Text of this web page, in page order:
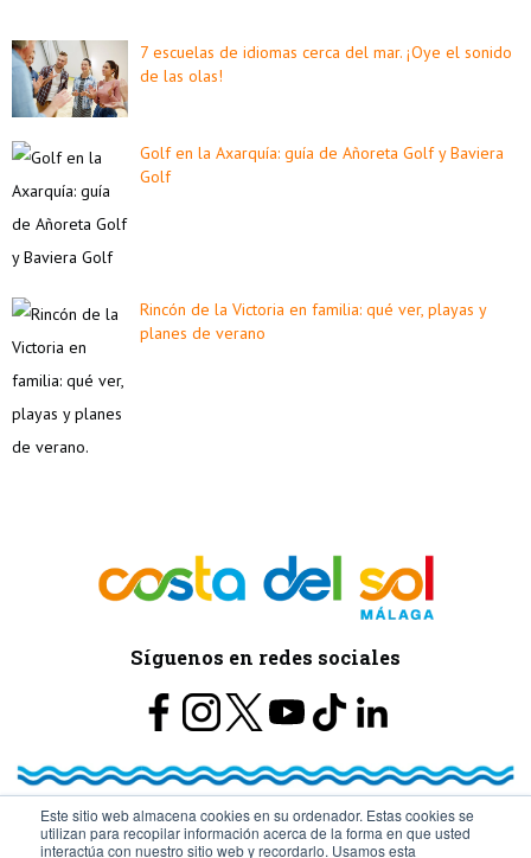
Este sitio web almacena cookies en su ordenador. Estas cookies se
utilizan para recopilar información acerca de la forma en que usted
interactúa con nuestro sitio web y recordarlo. Usamos esta
7 escuelas de idiomas cerca del mar. ¡Oye el sonido
de las olas!
Golf en la Axarquía: guía de Añoreta Golf y Baviera
Golf
Rincón de la Victoria en familia: qué ver, playas y
planes de verano
Síguenos en redes sociales
© Turismo y Planificación Costa del Sol S.L.U. Todos los Derechos